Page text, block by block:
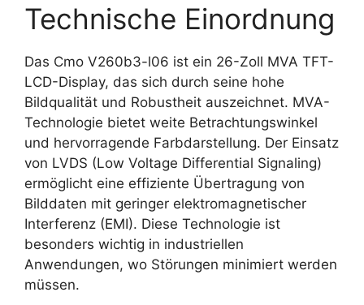
Technische Einordnung
Das Cmo V260b3-l06 ist ein 26-Zoll MVA TFT-
LCD-Display, das sich durch seine hohe
Bildqualität und Robustheit auszeichnet. MVA-
Technologie bietet weite Betrachtungswinkel
und hervorragende Farbdarstellung. Der Einsatz
von LVDS (Low Voltage Differential Signaling)
ermöglicht eine effiziente Übertragung von
Bilddaten mit geringer elektromagnetischer
Interferenz (EMI). Diese Technologie ist
besonders wichtig in industriellen
Anwendungen, wo Störungen minimiert werden
müssen.